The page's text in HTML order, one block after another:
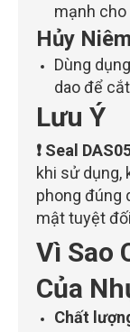
mạnh cho
Hủy
Dùng
dao để
Lưu Ý
❗ Seal
khi sử dụng,
phong đúng
mật tuyệt
Vì Sao
Của
Chất